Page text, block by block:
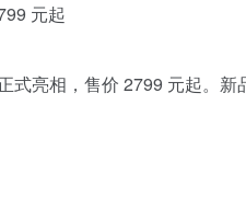
元起
亮相，售价 2799 元起。